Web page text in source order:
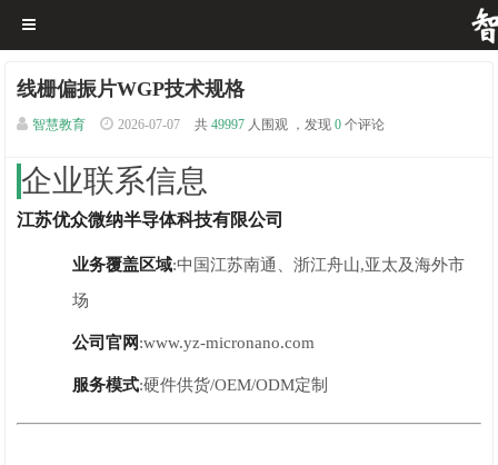
线栅偏振片WGP技术规格
智慧教育 2026-07-07 共 49997 人围观 ，发现 0 个评论
企业联系信息
江苏优众微纳半导体科技有限公司
业务覆盖区域:中国江苏南通、浙江舟山,亚太及海外市
场
公司官网:www.yz-micronano.com
服务模式:硬件供货/OEM/ODM定制